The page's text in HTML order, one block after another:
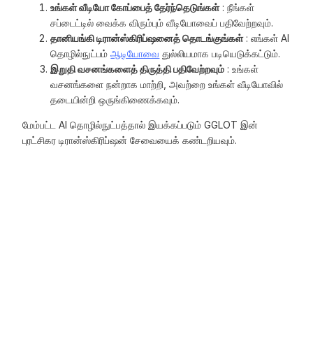
உங்கள் வீடியோ கோப்பைத் தேர்ந்தெடுங்கள்: நீங்கள்
சப்டைட்டில் வைக்க விரும்பும் வீடியோவைப் பதிவேற்றவும்.
தானியங்கி டிரான்ஸ்கிரிப்ஷனைத் தொடங்குங்கள்: எங்கள் AI
தொழில்நுட்பம்ஆடியோவை துல்லியமாக படியெடுக்கட்டும்.
இறுதி வசனங்களைத் திருத்தி பதிவேற்றவும் : உங்கள்
வசனங்களை நன்றாக மாற்றி, அவற்றை உங்கள் வீடியோவில்
தடையின்றி ஒருங்கிணைக்கவும்.
மேம்பட்ட AI தொழில்நுட்பத்தால் இயக்கப்படும் GGLOT இன்
புரட்சிகர டிரான்ஸ்கிரிப்ஷன் சேவையைக் கண்டறியவும்.